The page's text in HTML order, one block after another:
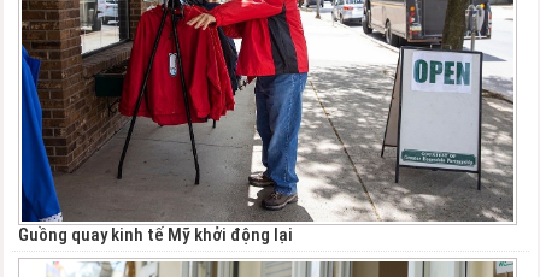
Guồng quay kinh tế Mỹ khởi động lại